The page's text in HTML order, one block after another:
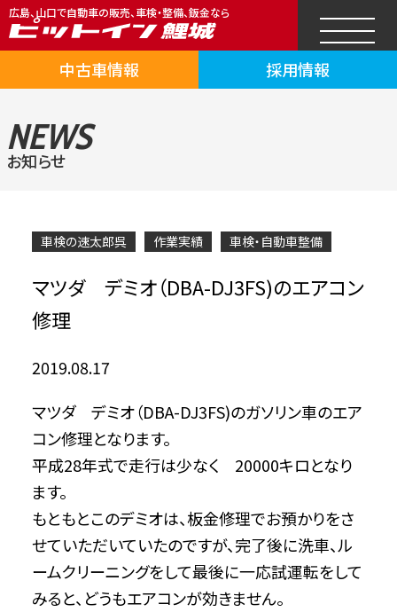
広島、山口で自動車の販売、車検・整備、鈑金なら
中古車情報 採用情報
NEWS
お知らせ
車検の速太郎呉 作業実績 車検・自動車整備
マツダ デミオ（DBA-DJ3FS)のエアコン
修理
2019.08.17
マツダ デミオ（DBA-DJ3FS)のガソリン車のエア
コン修理となります。
平成28年式で走行は少なく 20000キロとなり
ます。
もともとこのデミオは、板金修理でお預かりをさ
せていただいていたのですが、完了後に洗車、ル
ームクリーニングをして最後に一応試運転をして
みると、どうもエアコンが効きません。